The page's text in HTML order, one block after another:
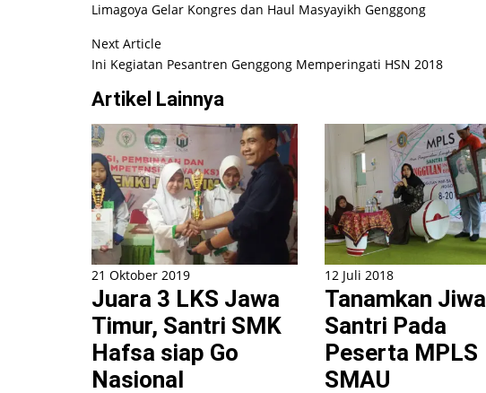
Limagoya Gelar Kongres dan Haul Masyayikh Genggong
Next Article
Ini Kegiatan Pesantren Genggong Memperingati HSN 2018
Artikel Lainnya
21 Oktober 2019
Juara 3 LKS Jawa
Timur, Santri SMK
Hafsa siap Go
Nasional
12 Juli 2018
Tanamkan Jiwa
Santri Pada
Peserta MPLS
SMAU